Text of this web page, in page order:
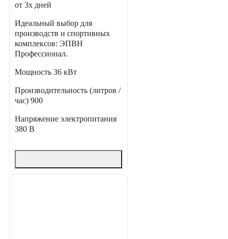
от 3х дней
Идеальный выбор для
производств и спортивных
комплексов: ЭПВН
Профессионал.
Мощность 36 кВт
Производительность (литров /
час) 900
Напряжение электропитания
380 В